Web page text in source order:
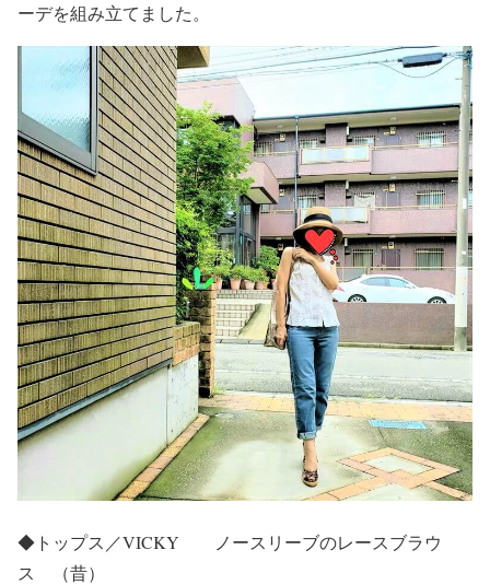
ーデを組み立てました。
◆トップス／VICKY ノースリーブのレースブラウ
ス （昔）